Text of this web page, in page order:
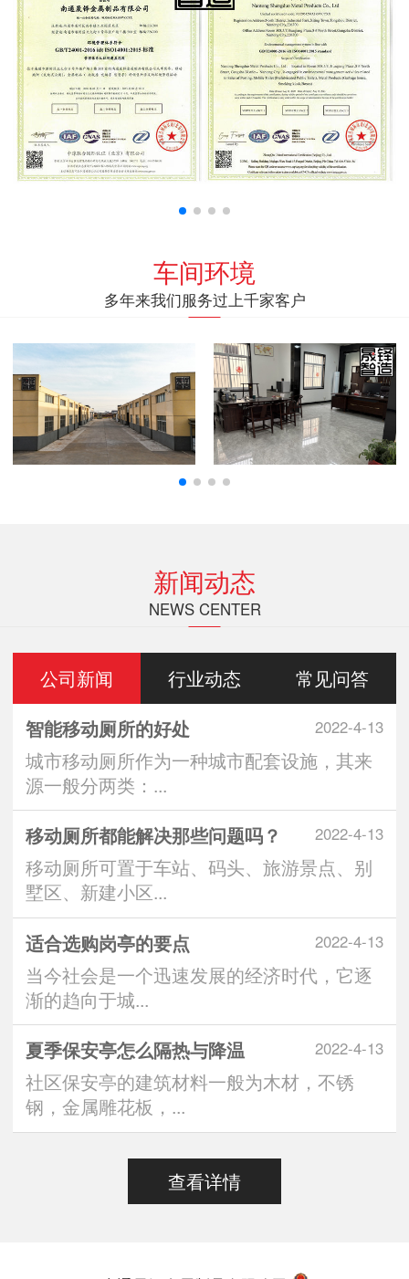
车间环境
多年来我们服务过上千家客户
新闻动态
NEWS CENTER
公司新闻 行业动态 常见问答
2022-4-13
智能移动厕所的好处
城市移动厕所作为一种城市配套设施，其来
源一般分两类：...
2022-4-13
移动厕所都能解决那些问题吗？
移动厕所可置于车站、码头、旅游景点、别
墅区、新建小区...
2022-4-13
适合选购岗亭的要点
当今社会是一个迅速发展的经济时代，它逐
渐的趋向于城...
2022-4-13
夏季保安亭怎么隔热与降温
社区保安亭的建筑材料一般为木材，不锈
钢，金属雕花板，...
查看详情